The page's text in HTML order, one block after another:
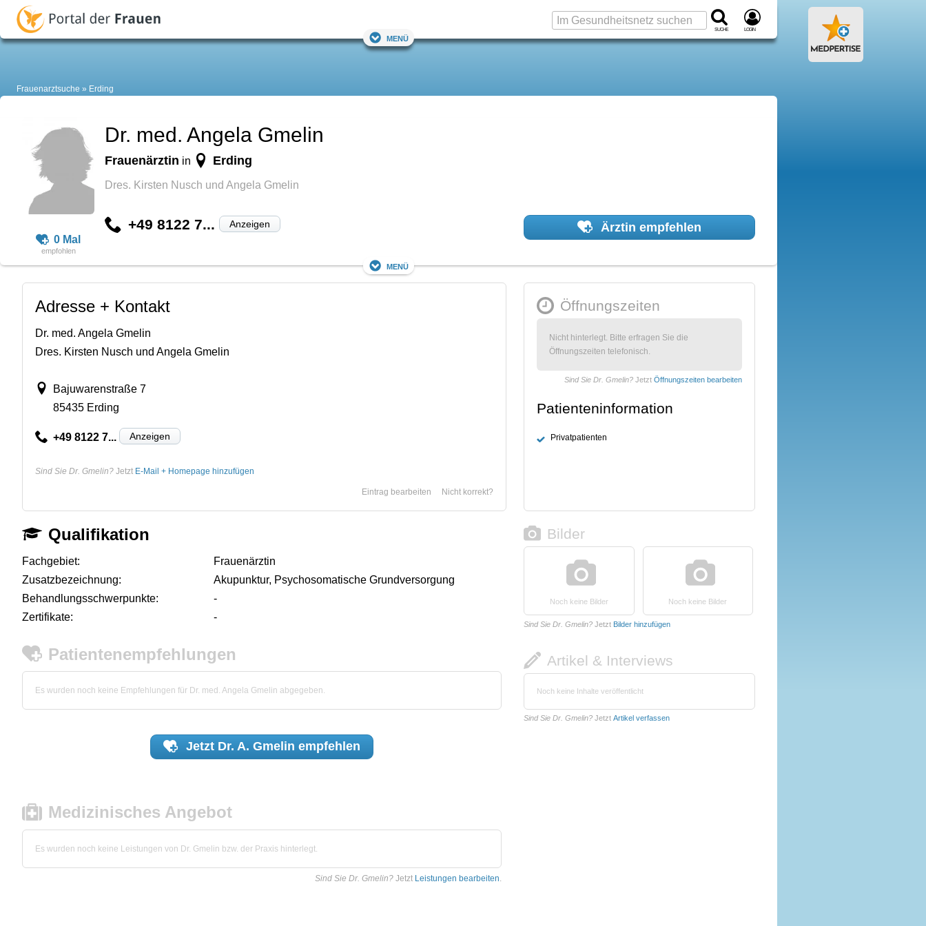
Suche Login
Menü
Frauenarztsuche Erding
0 Mal
Dr. med. Angela Gmelin
Frauenärztin in Erding
Dres. Kirsten Nusch und Angela Gmelin
+49 8122 7... Anzeigen Ärztin empfehlen
Menü
Adresse + Kontakt
Dr. med. Angela Gmelin
Dres. Kirsten Nusch und Angela Gmelin
Bajuwarenstraße 7
85435 Erding
+49 8122 7... Anzeigen
Sind Sie Dr. Gmelin? Jetzt E-Mail + Homepage hinzufügen
Nicht korrekt?
Eintrag bearbeiten
Öffnungszeiten
Nicht hinterlegt. Bitte erfragen Sie die
Öffnungszeiten telefonisch.
Sind Sie Dr. Gmelin? Jetzt Öffnungszeiten bearbeiten
Patienteninformation
Privatpatienten
Qualifikation
Fachgebiet:
Frauenärztin
Zusatzbezeichnung:
Akupunktur, Psychosomatische Grundversorgung
Behandlungsschwerpunkte:
-
Zertifikate:
-
Patientenempfehlungen
Es wurden noch keine Empfehlungen für Dr. med. Angela Gmelin abgegeben.
Jetzt Dr. A. Gmelin empfehlen
Medizinisches Angebot
Es wurden noch keine Leistungen von Dr. Gmelin bzw. der Praxis hinterlegt.
Sind Sie Dr. Gmelin? Jetzt Leistungen bearbeiten.
Bilder
Noch keine Bilder Noch keine Bilder
Sind Sie Dr. Gmelin? Jetzt Bilder hinzufügen
Artikel & Interviews
Noch keine Inhalte veröffentlicht
Sind Sie Dr. Gmelin? Jetzt Artikel verfassen